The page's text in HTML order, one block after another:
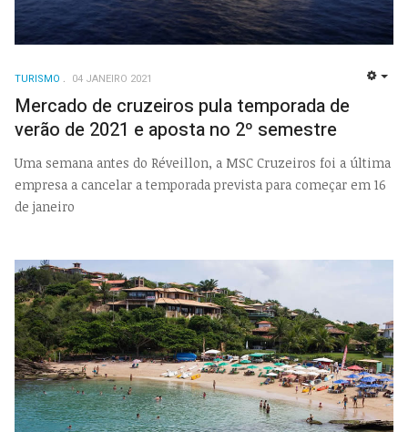
TURISMO 04 JANEIRO 2021
Mercado de cruzeiros pula temporada de
verão de 2021 e aposta no 2º semestre
Uma semana antes do Réveillon, a MSC Cruzeiros foi a última
empresa a cancelar a temporada prevista para começar em 16
de janeiro